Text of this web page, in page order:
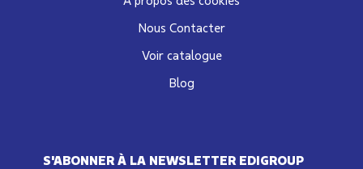
S'ABONNER À LA NEWSLETTER EDIGROUP
Nous Contacter
Voir catalogue
Blog